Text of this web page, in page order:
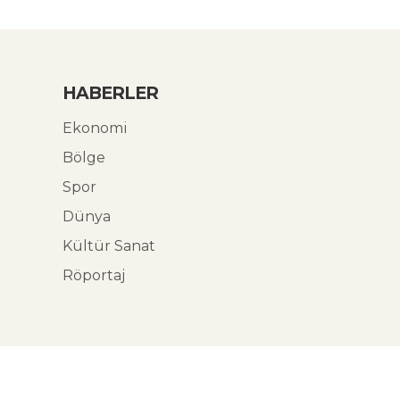
HABERLER
Ekonomi
Bölge
Spor
Dünya
Kültür Sanat
Röportaj